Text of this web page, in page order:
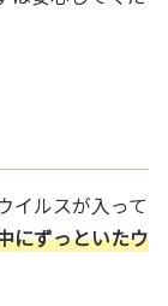
イルスが入って
にずっといたウ